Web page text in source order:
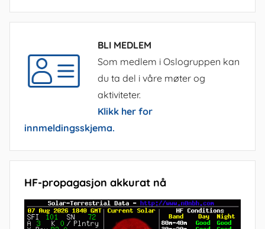
BLI MEDLEM
Som medlem i Oslogruppen kan
du ta del i våre møter og
aktiviteter.
Klikk her for
innmeldingsskjema.
HF-propagasjon akkurat nå